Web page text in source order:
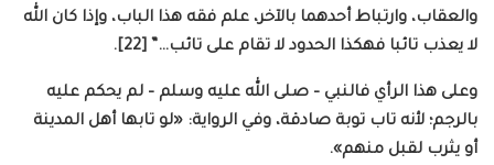
والعقاب، وارتباط أحدهما بالآخر، علم فقه هذا الباب، وإذا كان الله
لا يعذب تائبا فهكذا الحدود لا تقام على تائب…” [22].
وعلى هذا الرأي فالنبي – صلى الله عليه وسلم – لم يحكم عليه
بالرجم؛ لأنه تاب توبة صادقة، وفي الرواية: «لو تابها أهل المدينة
أو يثرب لقبل منهم».